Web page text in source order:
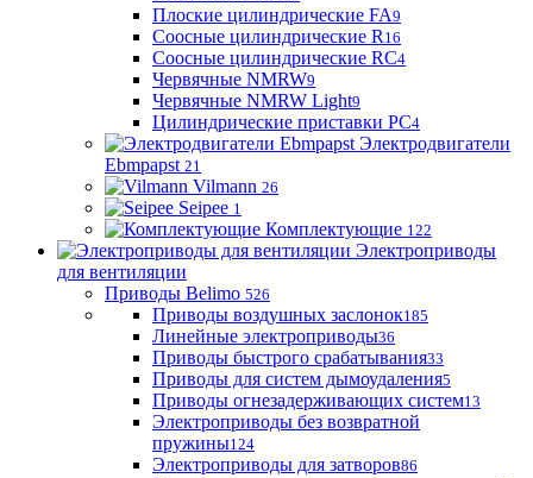
Плоские цилиндрические FA9
Соосные цилиндрические R 16
Соосные цилиндрические RC4
Червячные NMRW9
Червячные NMRW Light9
Цилиндрические приставки PC4
Электродвигатели
Ebmpapst 21
Vilmann 26
Seipee 1
Комплектующие 122
Электроприводы
для вентиляции
Приводы Belimo 526
Приводы воздушных заслонок185
Линейные электроприводы36
Приводы быстрого срабатывания33
Приводы для систем дымоудаления5
Приводы огнезадерживающих систем13
Электроприводы без возвратной
пружины124
Электроприводы для затворов86